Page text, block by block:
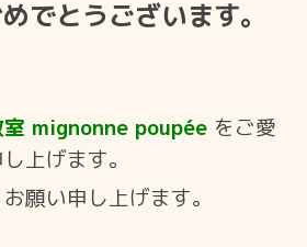
でとうございます。
室 mignonne poupée をご愛
上げます。
願い申し上げます。